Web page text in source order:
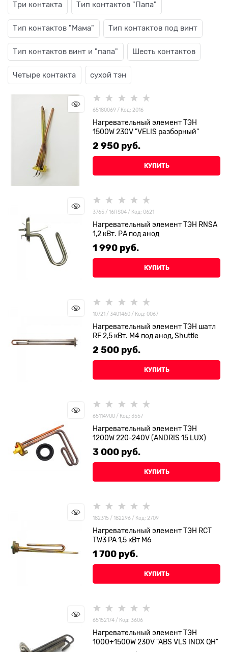
Три контакта Тип контактов "Папа"
Тип контактов "Мама" Тип контактов под винт
Тип контактов винт и "папа" Шесть контактов
Четыре контакта сухой тэн
65180069 / Код: 2016
Нагревательный элемент ТЭН
1500W 230V "VELIS разборный"
2 950 руб.
КУПИТЬ
3765 / 16RS04 / Код: 0621
Нагревательный элемент ТЭН RNSA
1,2 кВт. РА под анод
1 990 руб.
КУПИТЬ
10721 / 3401460 / Код: 0067
Нагревательный элемент ТЭН шатл
RF 2,5 кВт. М4 под анод, Shuttle
2 500 руб.
КУПИТЬ
65114900 / Код: 3557
Нагревательный элемент ТЭН
1200W 220-240V (ANDRIS 15 LUX)
3 000 руб.
КУПИТЬ
182315 / 182296 / Код: 2709
Нагревательный элемент ТЭН RCT
TW3 PA 1,5 кВт М6
1 700 руб.
КУПИТЬ
65152174 / Код: 3606
Нагревательный элемент ТЭН
1000+1500W 230V "ABS VLS INOX QH"